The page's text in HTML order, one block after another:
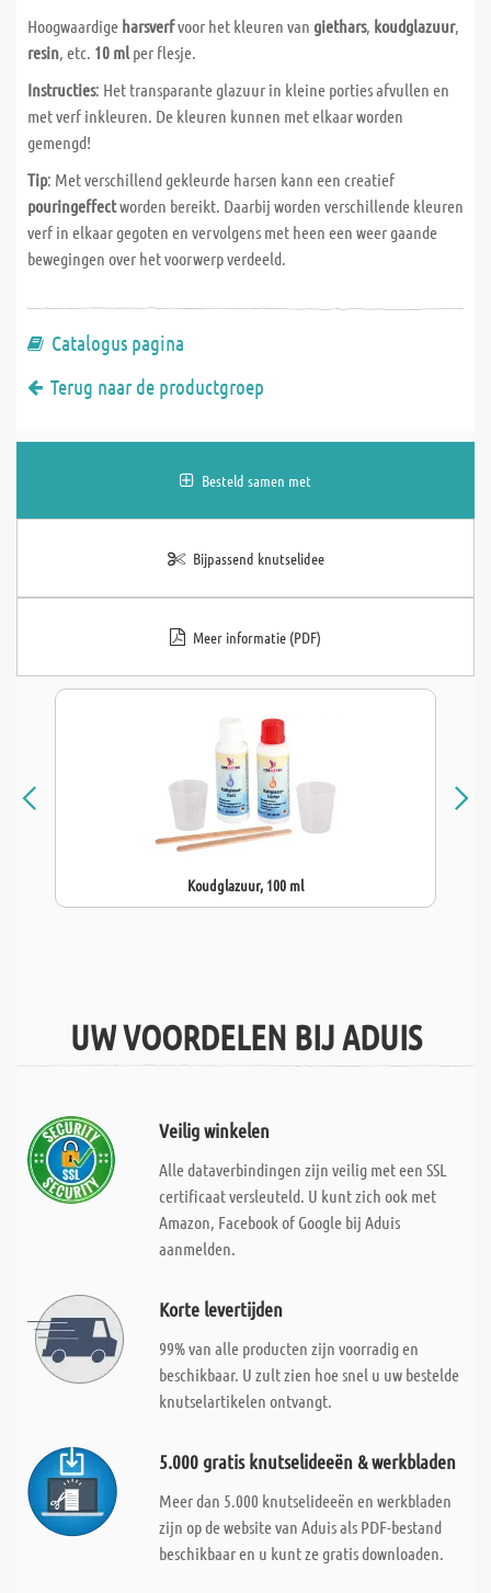
Hoogwaardige harsverfvoor het kleuren van giethars, koudglazuur,
resin, etc. 10 mlper flesje.
Instructies: Het transparante glazuur in kleine porties afvullen en
met verf inkleuren. De kleuren kunnen met elkaar worden
gemengd!
Tip: Met verschillend gekleurde harsen kann een creatief
pouringeffectworden bereikt. Daarbij worden verschillende kleuren
verf in elkaar gegoten en vervolgens met heen een weer gaande
bewegingen over het voorwerp verdeeld.
Catalogus pagina
Terug naar de productgroep
Besteld samen met
Bijpassend knutselidee
Meer informatie (PDF)
Koudglazuur, 100 ml
UW VOORDELEN BIJ ADUIS
Veilig winkelen
Alle dataverbindingen zijn veilig met een SSL
certificaat versleuteld. U kunt zich ook met
Amazon, Facebook of Google bij Aduis
aanmelden.
Korte levertijden
99% van alle producten zijn voorradig en
beschikbaar. U zult zien hoe snel u uw bestelde
knutselartikelen ontvangt.
5.000 gratis knutselideeën & werkbladen
Meer dan 5.000 knutselideeën en werkbladen
zijn op de website van Aduis als PDF-bestand
beschikbaar en u kunt ze gratis downloaden.